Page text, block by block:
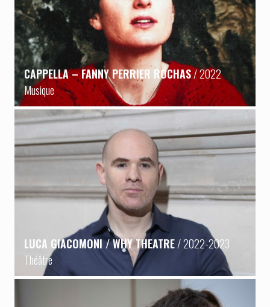
CAPPELLA – FANNY PERRIER ROCHAS/ 2022
Musique
LUCA GIACOMONI / WHY THEATRE/ 2022-2023
Théâtre